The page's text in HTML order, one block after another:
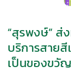
“สุรพงษ์” ส่
บริการสาย
เป็นของขวั